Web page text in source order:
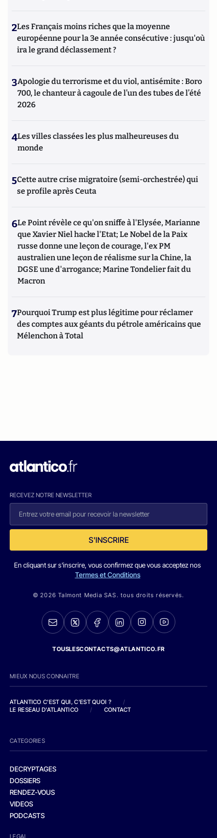
2Les Français moins riches que la moyenne
européenne pour la 3e année consécutive : jusqu'où
ira le grand déclassement ?
3Apologie du terrorisme et du viol, antisémite : Boro
700, le chanteur à cagoule de l’un des tubes de l’été
2026
4Les villes classées les plus malheureuses du
monde
5Cette autre crise migratoire (semi-orchestrée) qui
se profile après Ceuta
6Le Point révèle ce qu'on sniffe à l'Elysée, Marianne
que Xavier Niel hacke l'Etat; Le Nobel de la Paix
russe donne une leçon de courage, l'ex PM
australien une leçon de réalisme sur la Chine, la
DGSE une d'arrogance; Marine Tondelier fait du
Macron
7Pourquoi Trump est plus légitime pour réclamer
des comptes aux géants du pétrole américains que
Mélenchon à Total
RECEVEZ NOTRE NEWSLETTER
S'INSCRIRE
En cliquant sur s'inscrire, vous confirmez que vous acceptez nos
Termes et Conditions
© 2026 Talmont Media SAS. tous droits réservés.
TOUSLESCONTACTS@ATLANTICO.FR
MIEUX NOUS CONNAITRE
ATLANTICO C'EST QUI, C'EST QUOI ?
/
LE RESEAU D'ATLANTICO
/ CONTACT
CATEGORIES
DECRYPTAGES
DOSSIERS
RENDEZ-VOUS
VIDEOS
PODCASTS
LEGAL